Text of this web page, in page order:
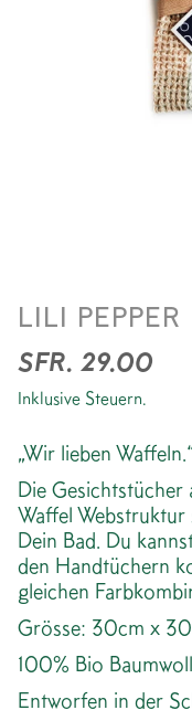
WAFFEL
LILI PEPPER
SFR. 29.00
Inklusive Steuern.
„Wir lieben
Die Gesichtstücher
Waffel
Dein Bad. Du
den Handtüchern
gleichen
Grösse: 30cm x
100% Bio
Entworfen in der